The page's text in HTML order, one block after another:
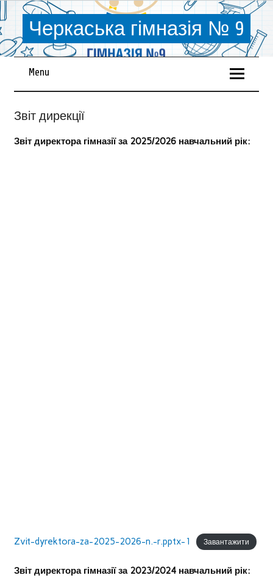
Черкаська гімназія № 9
Menu
Звіт дирекції
Звіт директора гімназії за 2025/2026 навчальний рік:
Zvit-dyrektora-za-2025-2026-n.-r.pptx-1 Завантажити
Звіт директора гімназії за 2023/2024 навчальний рік: